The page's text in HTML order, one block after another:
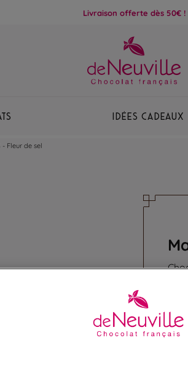
Livraison offerte dès 50€ !
Idées Cadeaux
Fleur de sel
Poids